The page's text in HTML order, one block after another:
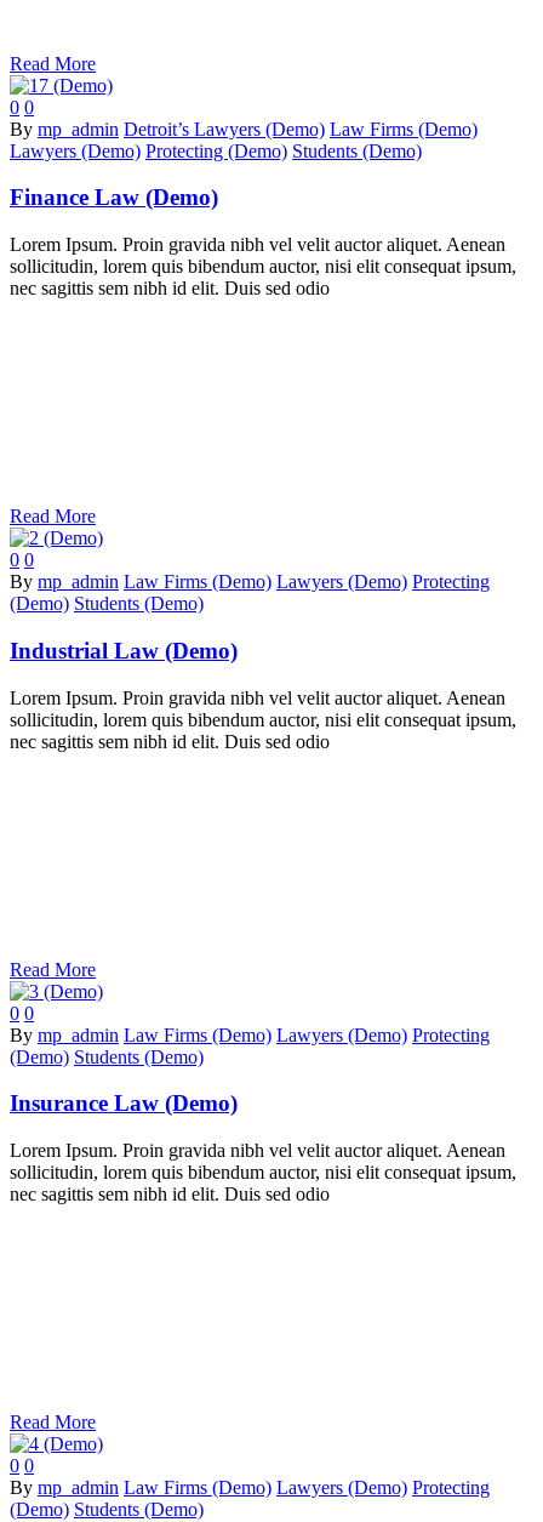
Read More
0 0
By mp_admin Detroit’s Lawyers (Demo) Law Firms (Demo)
Lawyers (Demo) Protecting (Demo) Students (Demo)
Finance Law (Demo)
Lorem Ipsum. Proin gravida nibh vel velit auctor aliquet. Aenean
sollicitudin, lorem quis bibendum auctor, nisi elit consequat ipsum,
nec sagittis sem nibh id elit. Duis sed odio
Read More
0 0
By mp_admin Law Firms (Demo) Lawyers (Demo) Protecting
(Demo) Students (Demo)
Industrial Law (Demo)
Lorem Ipsum. Proin gravida nibh vel velit auctor aliquet. Aenean
sollicitudin, lorem quis bibendum auctor, nisi elit consequat ipsum,
nec sagittis sem nibh id elit. Duis sed odio
Read More
0 0
By mp_admin Law Firms (Demo) Lawyers (Demo) Protecting
(Demo) Students (Demo)
Insurance Law (Demo)
Lorem Ipsum. Proin gravida nibh vel velit auctor aliquet. Aenean
sollicitudin, lorem quis bibendum auctor, nisi elit consequat ipsum,
nec sagittis sem nibh id elit. Duis sed odio
Read More
0 0
By mp_admin Law Firms (Demo) Lawyers (Demo) Protecting
(Demo) Students (Demo)